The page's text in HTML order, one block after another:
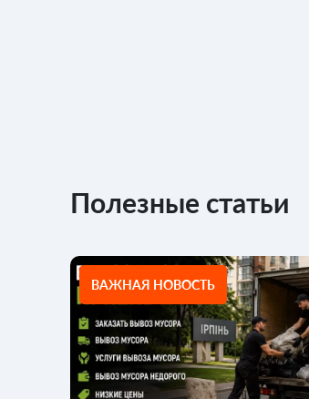
Полезные статьи
ВАЖНАЯ НОВОСТЬ